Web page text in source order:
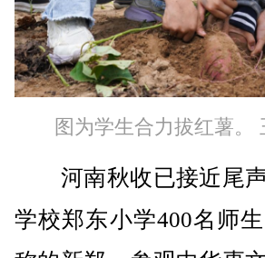
图为学生合力拔红薯。
河南秋收已接近尾声
学校郑东小学400名师